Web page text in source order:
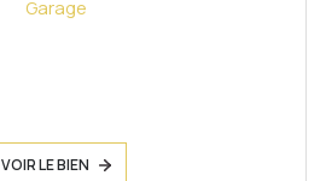
Garage
VOIR LE BIEN